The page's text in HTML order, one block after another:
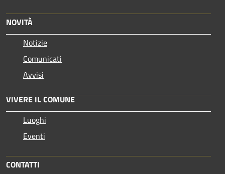
NOVITÀ
Notizie
Comunicati
Avvisi
VIVERE IL COMUNE
Luoghi
Eventi
CONTATTI